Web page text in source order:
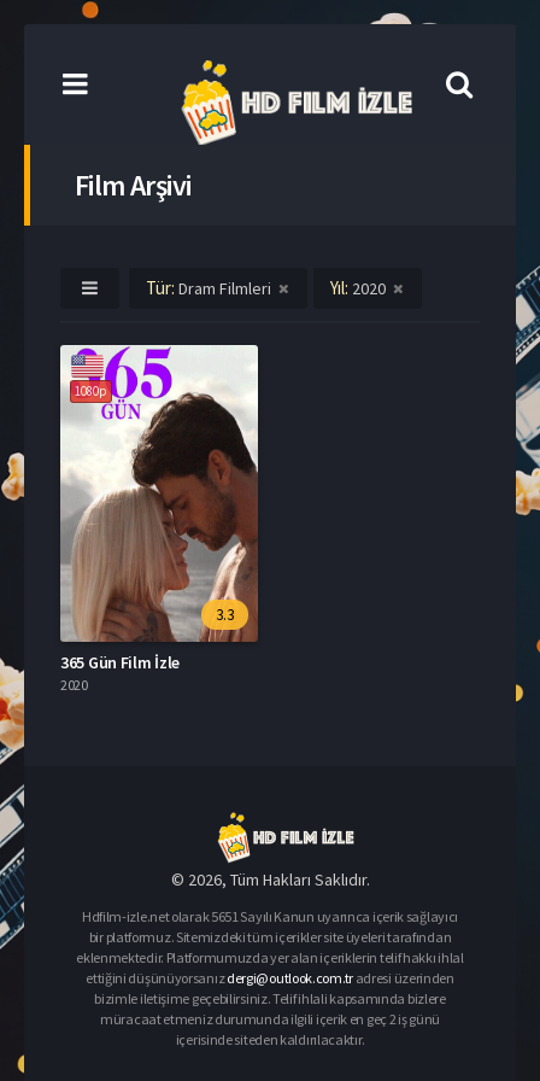
Film Arşivi
Tür: Dram Filmleri Yıl: 2020
1080p
3.3
365 Gün Film İzle
2020
© 2026, Tüm Hakları Saklıdır.
Hdfilm-izle.net olarak 5651 Sayılı Kanun uyarınca içerik sağlayıcı
bir platformuz. Sitemizdeki tüm içerikler site üyeleri tarafından
eklenmektedir. Platformumuzda yer alan içeriklerin telif hakkı ihlal
ettiğini düşünüyorsanızdergi@outlook.com.tr adresi üzerinden
bizimle iletişime geçebilirsiniz. Telif ihlali kapsamında bizlere
müracaat etmeniz durumunda ilgili içerik en geç 2 iş günü
içerisinde siteden kaldırılacaktır.